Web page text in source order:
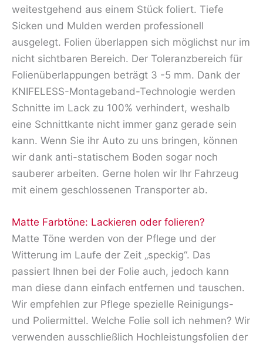
weitestgehend aus einem Stück foliert. Tiefe
Sicken und Mulden werden professionell
ausgelegt. Folien überlappen sich möglichst nur im
nicht sichtbaren Bereich. Der Toleranzbereich für
Folienüberlappungen beträgt 3 -5 mm. Dank der
KNIFELESS-Montageband-Technologie werden
Schnitte im Lack zu 100% verhindert, weshalb
eine Schnittkante nicht immer ganz gerade sein
kann. Wenn Sie ihr Auto zu uns bringen, können
wir dank anti-statischem Boden sogar noch
sauberer arbeiten. Gerne holen wir Ihr Fahrzeug
mit einem geschlossenen Transporter ab.
Matte Farbtöne: Lackieren oder folieren?
Matte Töne werden von der Pflege und der
Witterung im Laufe der Zeit „speckig“. Das
passiert Ihnen bei der Folie auch, jedoch kann
man diese dann einfach entfernen und tauschen.
Wir empfehlen zur Pflege spezielle Reinigungs-
und Poliermittel. Welche Folie soll ich nehmen? Wir
verwenden ausschließlich Hochleistungsfolien der